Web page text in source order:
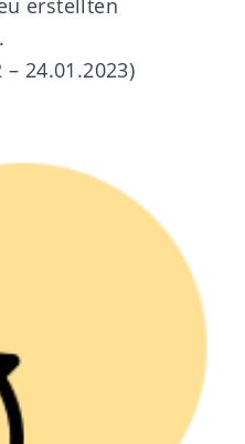
erstellten
24.01.2023)